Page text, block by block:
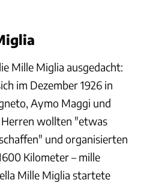
Mille Miglia ausgedacht:
im Dezember 1926 in
Aymo Maggi und
wollten "etwas
und organisierten
Kilometer – mille
Mille Miglia startete